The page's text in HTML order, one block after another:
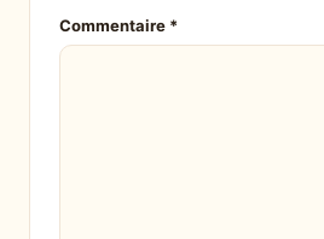
Commentaire *